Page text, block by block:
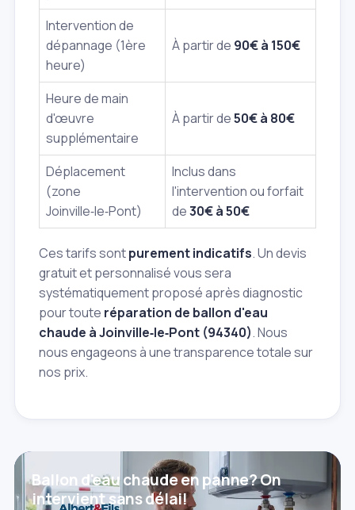
Intervention de
dépannage (1ère
heure)
À partir de 90€ à 150€
Heure de main
d'œuvre
supplémentaire
À partir de50€ à 80€
Déplacement
(zone
Joinville‑le‑Pont)
Inclus dans
l'intervention ou forfait
de30€ à 50€
Ces tarifs sontpurement indicatifs. Un devis
gratuit et personnalisé vous sera
systématiquement proposé après diagnostic
pour toute réparation de ballon d'eau
chaude à Joinville‑le‑Pont (94340). Nous
nous engageons à une transparence totale sur
nos prix.
Ballon d'eau chaude en panne? On
intervient sans délai!